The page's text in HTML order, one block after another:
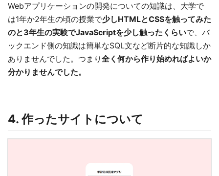
Webアプリケーションの開発についての知識は、大学で
は1年か2年生の頃の授業で少しHTMLとCSSを触ってみた
のと3年生の実験でJavaScriptを少し触ったくらいで、バ
ックエンド側の知識は簡単なSQL文など断片的な知識しか
ありませんでした。つまり 全く何から作り始めればよいか
分かりませんでした。
4. 作ったサイトについて